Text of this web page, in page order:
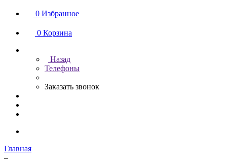
0 Избранное
0 Корзина
Назад
Телефоны
Заказать звонок
Главная
–